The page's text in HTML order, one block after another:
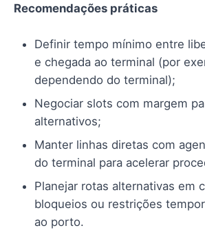
Recomendações práticas
Definir tempo mínimo entre
e chegada ao terminal (por
dependendo do terminal);
Negociar slots com margem
alternativos;
Manter linhas diretas com
do terminal para acelerar
Planejar rotas alternativas em
bloqueios ou restrições
ao porto.